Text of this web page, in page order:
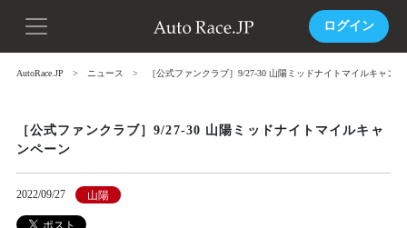
ログイン
AutoRace.JP ニュース ［公式ファンクラブ］9/27-30 山陽ミッドナイトマイルキャン
［公式ファンクラブ］9/27-30 山陽ミッドナイトマイルキャ
ンペーン
2022/09/27 山陽